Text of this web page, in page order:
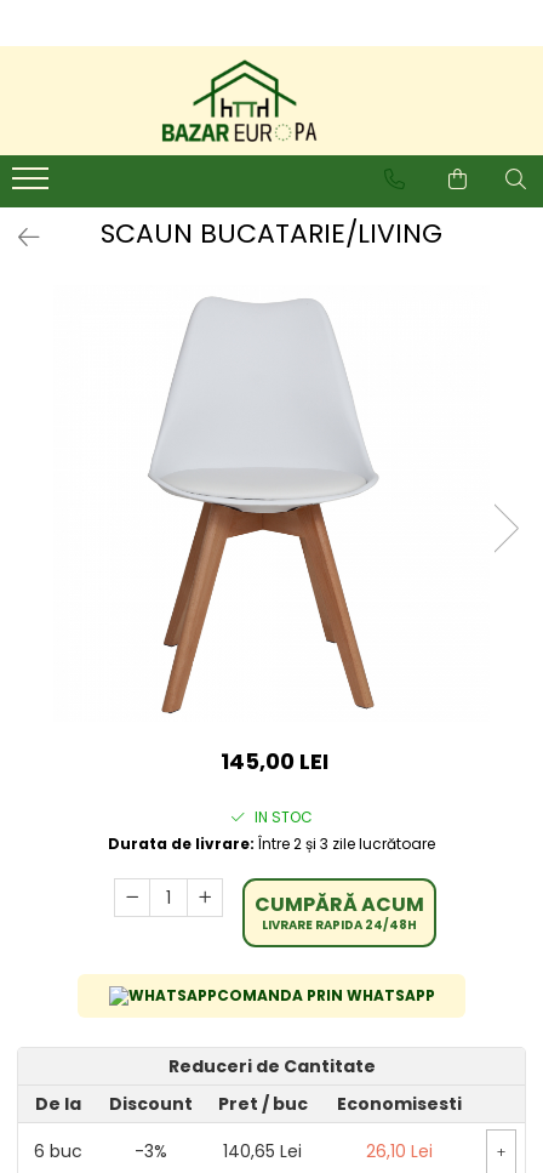
SCAUN BUCATARIE/LIVING
145,00 LEI
IN STOC
Durata de livrare: Între 2 și 3 zile lucrătoare
CUMPĂRĂ ACUM
LIVRARE RAPIDA 24/48H
COMANDA PRIN WHATSAPP
Reduceri de Cantitate
De la
Discount Pret / buc
Economisesti
6 buc -3% 140,65 Lei 26,10 Lei +